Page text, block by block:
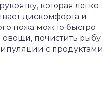
которая легко
дискомфорта и
ножа можно быстро
овощи, почистить рыбу
с продуктами.